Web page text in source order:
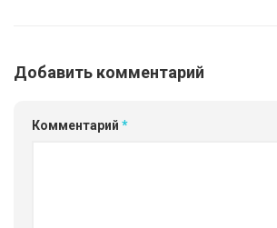
Добавить комментарий
Комментарий *